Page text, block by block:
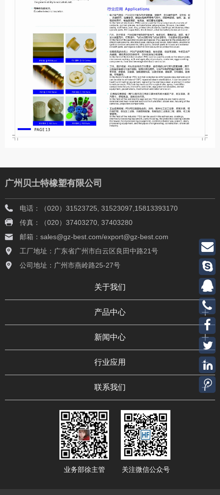
广州贝士特橡塑有限公司
电话：（020）31523725, 31523097,15813393170
传真：（020）37403270, 37403280
邮箱：sales@gz-best.com/export@gz-best.com
工厂地址：广东省广州市白云区良田中路21号
公司地址：广州市燕岭路25-27号
关于我们
产品中心
新闻中心
行业应用
联系我们
业务部徐主管 关注微信公众号